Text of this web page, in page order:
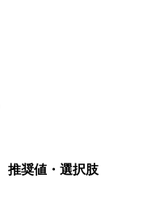
推奨値・選択肢